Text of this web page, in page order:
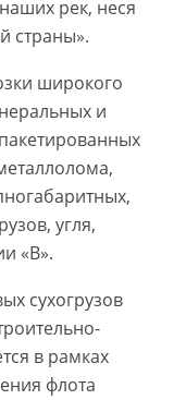
рек, неся
страны».
широкого
и
угля,
«В».
сухогрузов
в рамках
флота